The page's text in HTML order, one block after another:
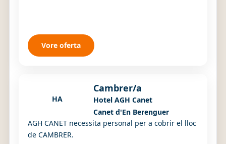
Vore oferta
HA
Cambrer/a
Hotel AGH Canet
Canet d'En Berenguer
AGH CANET necessita personal per a cobrir el lloc
de CAMBRER.